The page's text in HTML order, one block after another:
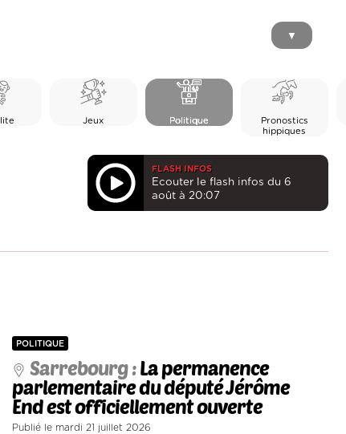
▼
Jeux Politique
Pronostics
hippiques
FLASH INFOS
Ecouter le flash infos du 6
août à 20:07
POLITIQUE
Sarrebourg :La permanence
parlementaire du député Jérôme
End est officiellement ouverte
Publié le mardi 21 juillet 2026